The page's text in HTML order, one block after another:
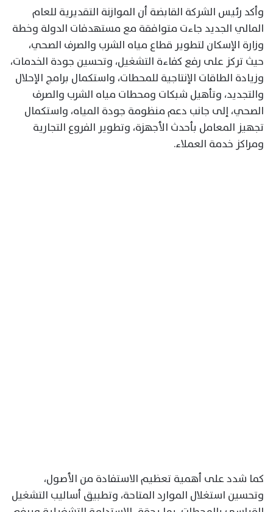
وأكد رئيس الشركة القابضة أن الموازنة التقديرية للعام
المالي الجديد جاءت متوافقة مع مستهدفات الدولة وخطة
وزارة الإسكان لتطوير قطاع مياه الشرب والصرف الصحي،
حيث تركز على رفع كفاءة التشغيل، وتحسين جودة الخدمات،
وزيادة الطاقات الإنتاجية للمحطات، واستكمال برامج الإحلال
والتجديد، وتأهيل شبكات ومحطات مياه الشرب والصرف
الصحي، إلى جانب دعم منظومة جودة المياه، واستكمال
تجهيز المعامل بأحدث الأجهزة، وتطوير الفروع التجارية
ومراكز خدمة العملاء.
كما شدد على أهمية تعظيم الاستفادة من الأصول،
وتحسين استغلال الموارد المتاحة، وتطبيق أساليب التشغيل